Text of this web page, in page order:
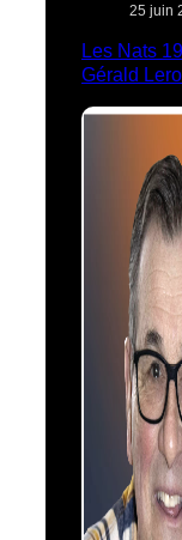
25 juin
Les Nats
Gérald